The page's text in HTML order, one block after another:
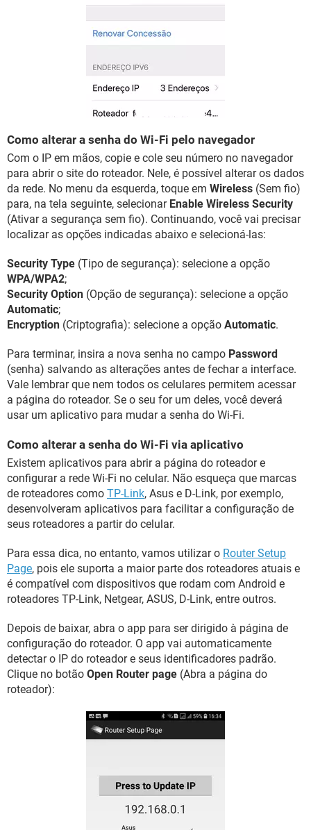
Como alterar a senha do Wi-Fi pelo navegador
Com o IP em mãos, copie e cole seu número no navegador
para abrir o site do roteador. Nele, é possível alterar os dados
da rede. No menu da esquerda, toque em Wireless (Sem fio)
para, na tela seguinte, selecionar Enable Wireless Security
(Ativar a segurança sem fio). Continuando, você vai precisar
localizar as opções indicadas abaixo e selecioná-las:
Security Type (Tipo de segurança): selecione a opção
WPA/WPA2;
Security Option (Opção de segurança): selecione a opção
Automatic;
Encryption (Criptografia): selecione a opção Automatic.
Para terminar, insira a nova senha no campo Password
(senha) salvando as alterações antes de fechar a interface.
Vale lembrar que nem todos os celulares permitem acessar
a página do roteador. Se o seu for um deles, você deverá
usar um aplicativo para mudar a senha do Wi-Fi.
Como alterar a senha do Wi-Fi via aplicativo
Existem aplicativos para abrir a página do roteador e
configurar a rede Wi-Fi no celular. Não esqueça que marcas
de roteadores como TP-Link, Asus e D-Link, por exemplo,
desenvolveram aplicativos para facilitar a configuração de
seus roteadores a partir do celular.
Para essa dica, no entanto, vamos utilizar o Router Setup
Page, pois ele suporta a maior parte dos roteadores atuais e
é compatível com dispositivos que rodam com Android e
roteadores TP-Link, Netgear, ASUS, D-Link, entre outros.
Depois de baixar, abra o app para ser dirigido à página de
configuração do roteador. O app vai automaticamente
detectar o IP do roteador e seus identificadores padrão.
Clique no botão Open Router page (Abra a página do
roteador):